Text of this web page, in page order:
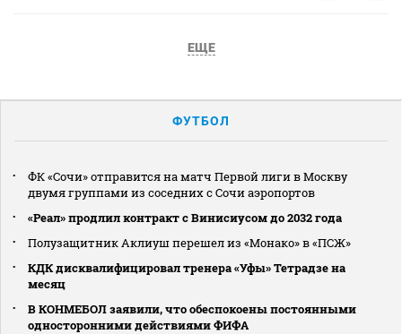
ЕЩЕ
ФУТБОЛ
ФК «Сочи» отправится на матч Первой лиги в Москву
двумя группами из соседних с Сочи аэропортов
«Реал» продлил контракт с Винисиусом до 2032 года
Полузащитник Аклиуш перешел из «Монако» в «ПСЖ»
КДК дисквалифицировал тренера «Уфы» Тетрадзе на
месяц
В КОНМЕБОЛ заявили, что обеспокоены постоянными
односторонними действиями ФИФА